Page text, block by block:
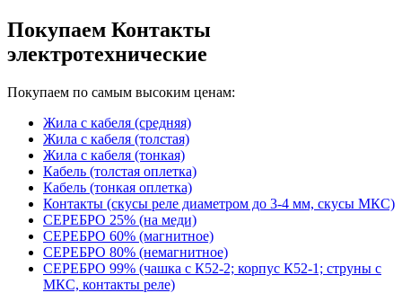
Покупаем Контакты
электротехнические
Покупаем по самым высоким ценам:
Жила с кабеля (средняя)
Жила с кабеля (толстая)
Жила с кабеля (тонкая)
Кабель (толстая оплетка)
Кабель (тонкая оплетка)
Контакты (скусы реле диаметром до 3-4 мм, скусы МКС)
СЕРЕБРО 25% (на меди)
СЕРЕБРО 60% (магнитное)
СЕРЕБРО 80% (немагнитное)
СЕРЕБРО 99% (чашка с К52-2; корпус К52-1; струны с
МКС, контакты реле)